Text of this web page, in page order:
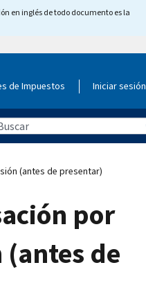
en inglés de todo documento es la
de Impuestos Iniciar sesión
(antes de presentar)
por
de